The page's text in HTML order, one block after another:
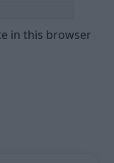
in this browser